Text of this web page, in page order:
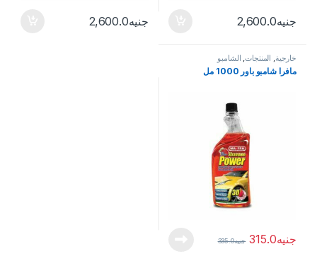
جنيه2,600.0 جنيه2,600.0
خارجية, المنتجات, الشامبو
مافرا شامبو باور 1000 مل
جنيه315.0 جنيه335.0